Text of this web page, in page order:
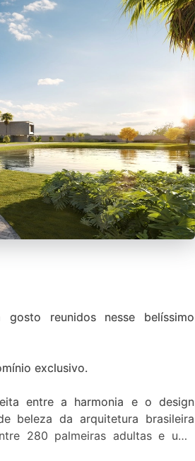
reunidos nesse belíssimo
exclusivo.
entre a harmonia e o design
beleza da arquitetura brasileira
280 palmeiras adultas e uma